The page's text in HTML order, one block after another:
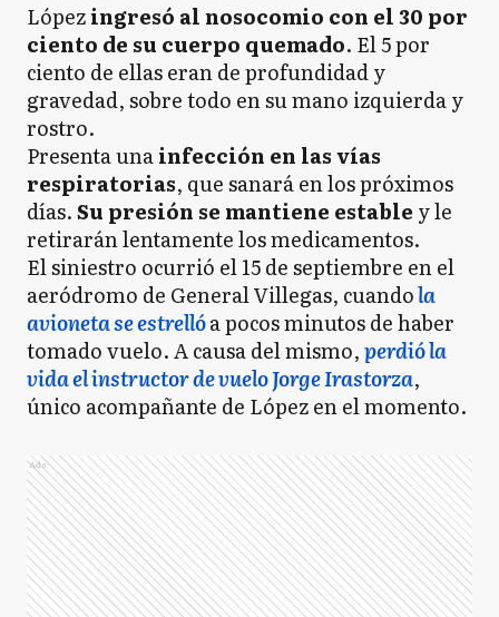
Lópezingresó al nosocomio con el 30 por
ciento de su cuerpo quemado. El 5 por
ciento de ellas eran de profundidad y
gravedad, sobre todo en su mano izquierda y
rostro.
Presenta unainfección en las vías
respiratorias, que sanará en los próximos
días.Su presión se mantiene estable y le
retirarán lentamente los medicamentos.
El siniestro ocurrió el 15 de septiembre en el
aeródromo de General Villegas, cuandola
avioneta se estrellóa pocos minutos de haber
tomado vuelo. A causa del mismo,perdió la
vida el instructor de vuelo Jorge Irastorza,
único acompañante de López en el momento.
Ads